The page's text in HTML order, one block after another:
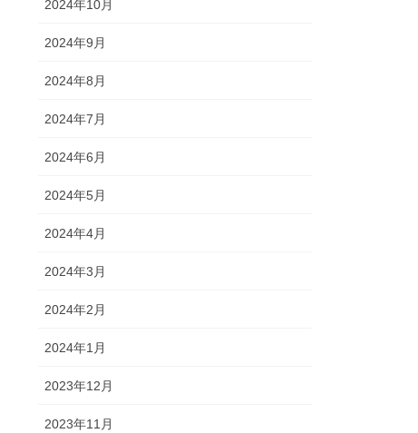
2024年10月
2024年9月
2024年8月
2024年7月
2024年6月
2024年5月
2024年4月
2024年3月
2024年2月
2024年1月
2023年12月
2023年11月